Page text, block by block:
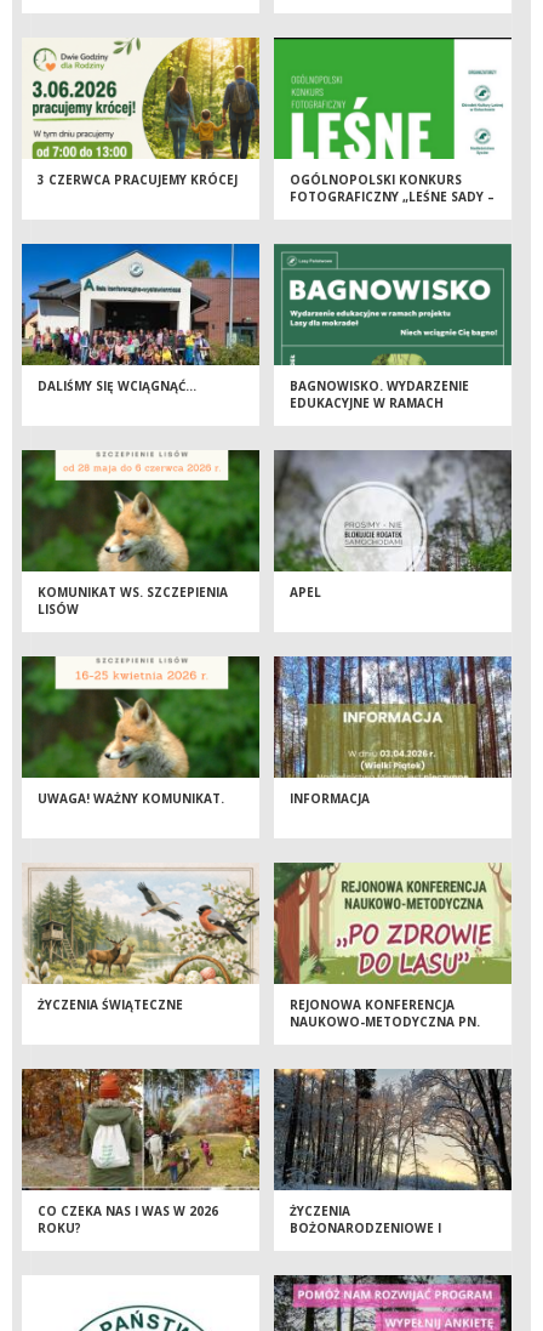
3 CZERWCA PRACUJEMY KRÓCEJ
OGÓLNOPOLSKI KONKURS
FOTOGRAFICZNY „LEŚNE SADY –
DALIŚMY SIĘ WCIĄGNĄĆ…
BAGNOWISKO. WYDARZENIE
EDUKACYJNE W RAMACH
KOMUNIKAT WS. SZCZEPIENIA
LISÓW
APEL
UWAGA! WAŻNY KOMUNIKAT. INFORMACJA
ŻYCZENIA ŚWIĄTECZNE
REJONOWA KONFERENCJA
NAUKOWO-METODYCZNA PN.
CO CZEKA NAS I WAS W 2026
ROKU?
ŻYCZENIA
BOŻONARODZENIOWE I